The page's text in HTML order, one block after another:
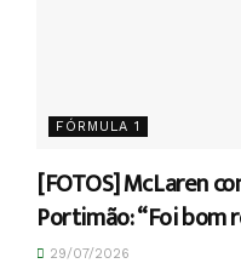
FÓRMULA 1
[FOTOS] McLaren
Portimão: “Foi bom
29/07/2026